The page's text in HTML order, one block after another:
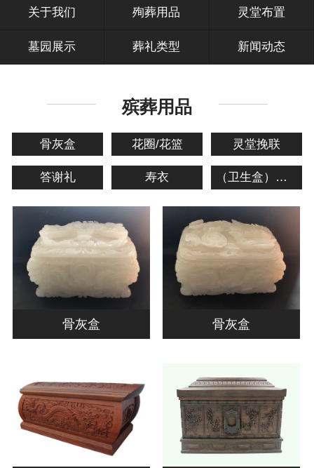
关于我们 殉葬用品 灵堂布置
墓园展示 葬礼类型 新闻动态
殡葬用品
骨灰盒 花圈/花篮 灵堂挽联
答谢礼 寿衣 （卫生盒）棺材
骨灰盒 骨灰盒